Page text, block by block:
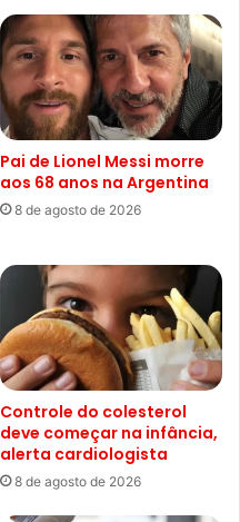
Pai de Lionel Messi morre
aos 68 anos na Argentina
8 de agosto de 2026
Controle do colesterol
deve começar na infância,
alerta cardiologista
8 de agosto de 2026